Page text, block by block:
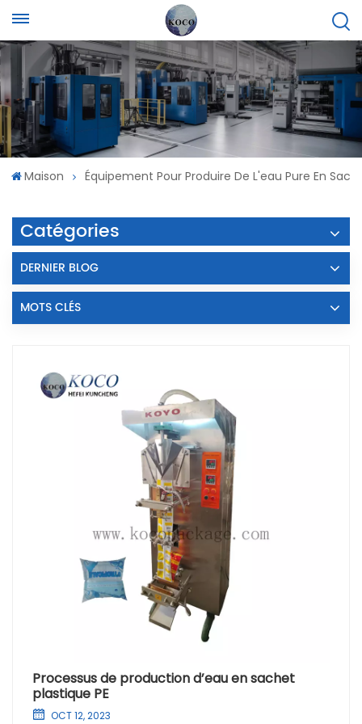
Maison Équipement Pour Produire De L'eau Pure En Sac
Catégories
DERNIER BLOG
MOTS CLÉS
Processus de production d’eau en sachet
plastique PE
OCT 12, 2023